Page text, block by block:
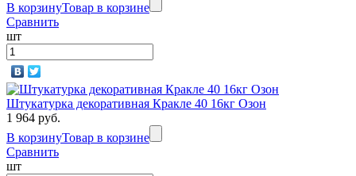
В корзинуТовар в корзине
Сравнить
шт
Штукатурка декоративная Кракле 40 16кг Озон
1 964 руб.
В корзинуТовар в корзине
Сравнить
шт